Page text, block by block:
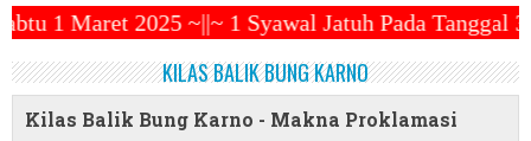
Syawal Jatuh Pada Tanggal 31 Maret 2025
KILAS BALIK BUNG KARNO
Kilas Balik Bung Karno - Makna Proklamasi